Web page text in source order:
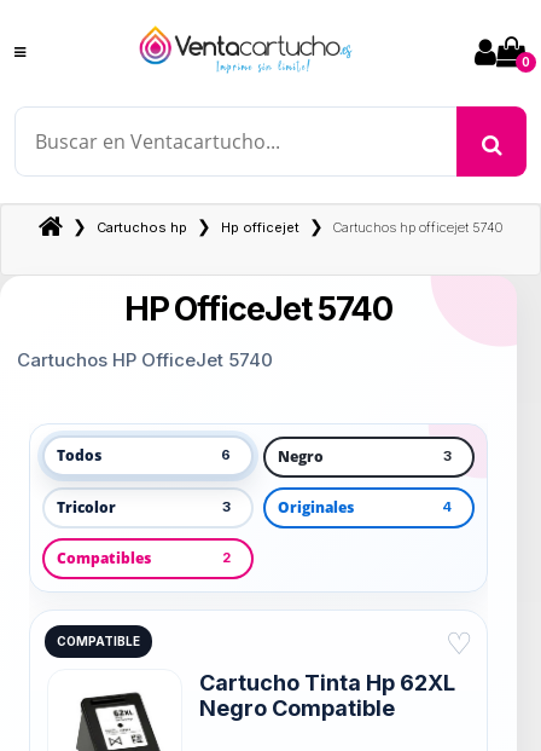
0
❯ Cartuchos hp ❯ Hp officejet ❯ Cartuchos hp officejet 5740
HP OfficeJet 5740
Cartuchos HP OfficeJet 5740
Todos 6 Negro 3
Tricolor 3 Originales 4
Compatibles 2
COMPATIBLE ♡
Cartucho Tinta Hp 62XL
Negro Compatible